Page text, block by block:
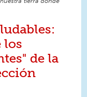
los
de la